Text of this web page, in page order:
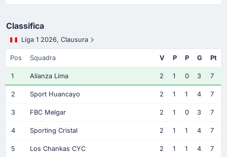
Classifica
Liga 1 2026, Clausura
Pos Squadra V P P G Pt
1 Alianza Lima 2 1 0 3 7
2 Sport Huancayo 2 1 1 4 7
3 FBC Melgar 2 1 0 3 7
4 Sporting Cristal 2 1 1 4 7
5 Los Chankas CYC 2 1 1 4 7